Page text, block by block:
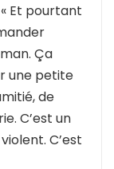
Et pourtant
Ça
une petite
de
C’est un
C’est